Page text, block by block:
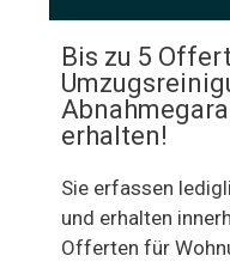
Bis zu 5
erhalten!
Sie erfassen
und erhalten
Offerten für